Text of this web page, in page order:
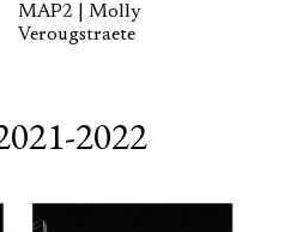
MAP2 | Molly
Verougstraete
2022